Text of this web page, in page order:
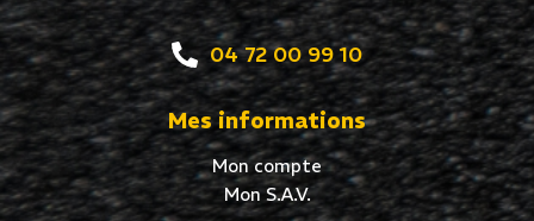
04 72 00 99 10
Mes informations
Mon compte
Mon S.A.V.